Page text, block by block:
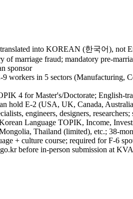
into KOREAN (한국어), not
marriage fraud; mandatory pre-
sponsor
workers in 5 sectors
4 for Master's/Doctorate; English-
hold E-2 (USA, UK, Canada,
engineers, designers,
Language TOPIK, Income,
Thailand (limited), etc.; 38-
+ culture course; required for F-6
before in-person submission at